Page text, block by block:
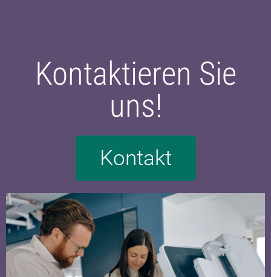
Kontaktieren Sie
uns!
Kontakt